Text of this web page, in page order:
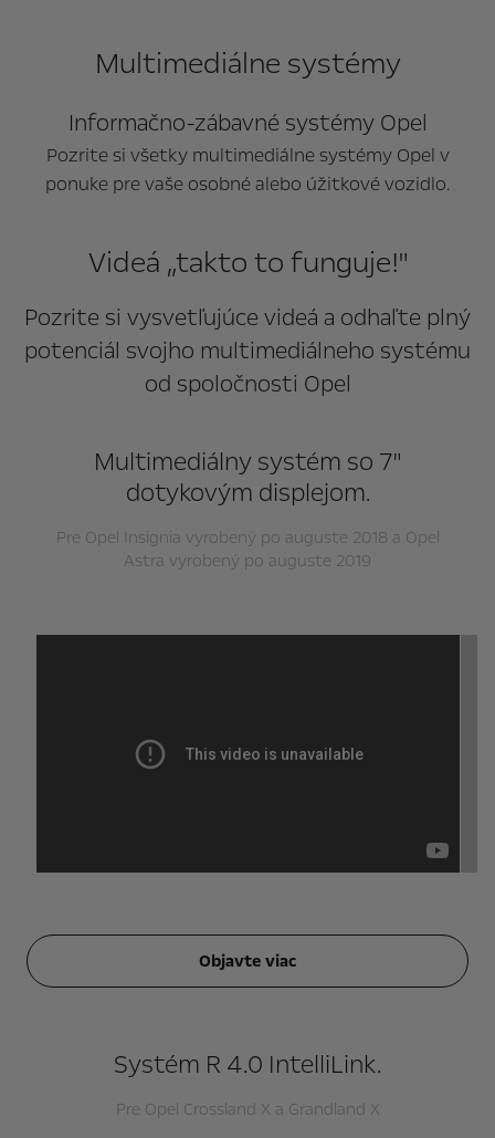
Multimediálne systémy
Informačno-zábavné systémy Opel
Pozrite si všetky multimediálne systémy Opel v
ponuke pre vaše osobné alebo úžitkové vozidlo.
Videá „takto to funguje!"
Pozrite si vysvetľujúce videá a odhaľte plný
potenciál svojho multimediálneho systému
od spoločnosti Opel
Multimediálny systém so 7"
dotykovým displejom.
Pre Opel Insignia vyrobený po auguste 2018 a Opel
Astra vyrobený po auguste 2019
Objavte viac
Systém R 4.0 IntelliLink.
Pre Opel Crossland X a Grandland X